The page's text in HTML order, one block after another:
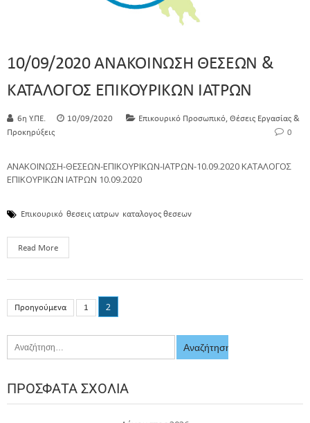
10/09/2020 ΑΝΑΚΟΙΝΩΣΗ ΘΕΣΕΩΝ &
ΚΑΤΑΛΟΓΟΣ ΕΠΙΚΟΥΡΙΚΩΝ ΙΑΤΡΩΝ
6η Υ.ΠΕ. 10/09/2020 Επικουρικό Προσωπικό, Θέσεις Εργασίας &
Προκηρύξεις
0
ΑΝΑΚΟΙΝΩΣΗ-ΘΕΣΕΩΝ-ΕΠΙΚΟΥΡΙΚΩΝ-ΙΑΤΡΩΝ-10.09.2020 ΚΑΤΑΛΟΓΟΣ
ΕΠΙΚΟΥΡΙΚΩΝ ΙΑΤΡΩΝ 10.09.2020
Επικουρικό θεσεις ιατρων καταλογος θεσεων
Read More
Προηγούμενα 1 2
ΠΡΌΣΦΑΤΑ ΣΧΌΛΙΑ